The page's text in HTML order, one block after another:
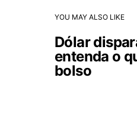
YOU MAY ALSO LIKE
Dólar
entenda o
bolso